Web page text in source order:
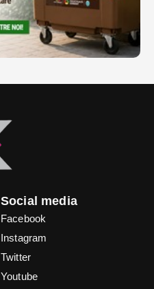
Social media
Facebook
Instagram
Twitter
Youtube